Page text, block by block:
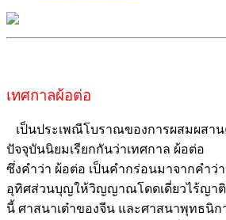
เทศกาลผ้อต่อ
เป็นประเพณีโบราณของการผสมผสา
ปัจจุบันนิยมเรียกกันว่าเทศกาล ผ้อต่อ
ซึ่งคำว่า ผ้อต่อ เป็นคำกร่อนมาจากคำว่
อุทิศส่วนบุญให้วิญญาณโดดเดี่ยวไร้ญาติ
นี้ ศาสนาเต๋าของจีน และศาสนาพุทธนิก